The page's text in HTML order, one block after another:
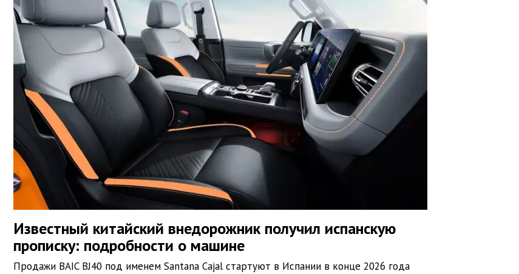
Известный китайский внедорожник получил испанскую
прописку: подробности о машине
Продажи BAIC BJ40 под именем Santana Cajal стартуют в Испании в конце 2026 года